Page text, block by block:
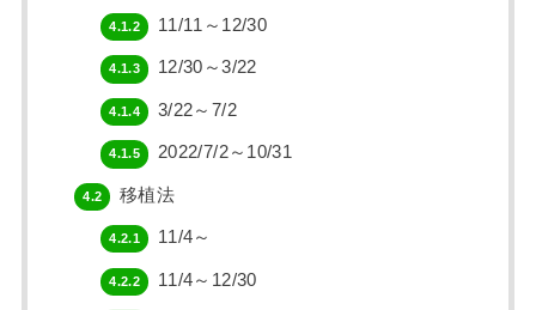
4.1.2 11/11～12/30
4.1.3 12/30～3/22
4.1.4 3/22～7/2
4.1.5 2022/7/2～10/31
4.2 移植法
4.2.1 11/4～
4.2.2 11/4～12/30